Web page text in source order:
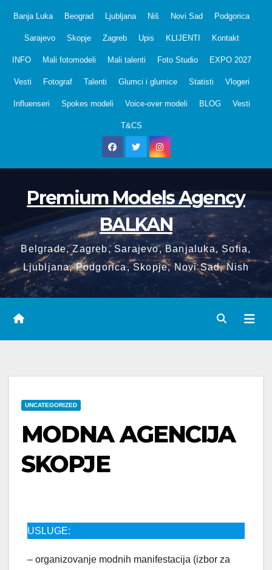
Banja Luka Beograd Ljubljana Niš Novi Sad Podgorica
Sarajevo Skopje Zagreb Upis KLIJENTI Kontakt
INFO Mali fotomodeli Mali talenti Foto Studio EXPO 2027
Vesti Fotograf Talenti Glumci i glumice Statisti Vlogeri
Influenseri Spokes modeli Voice-over modeli BLOG Vesti
T&CS
Premium Models Agency
BALKAN
Belgrade, Zagreb, Sarajevo, Banjaluka, Sofia,
Ljubljana, Podgorica, Skopje, Novi Sad, Nish
UNCATEGORIZED
MODNA AGENCIJA
SKOPJE
USLUGE:
– organizovanje modnih manifestacija (izbor za